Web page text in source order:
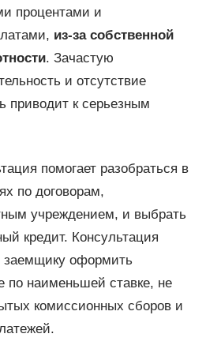
процентами и
из-за собственной
. Зачастую
и отсутствие
приводит к серьезным
помогает разобраться в
по договорам,
учреждением, и выбрать
кредит. Консультация
заемщику оформить
по наименьшей ставке, не
комиссионных сборов и